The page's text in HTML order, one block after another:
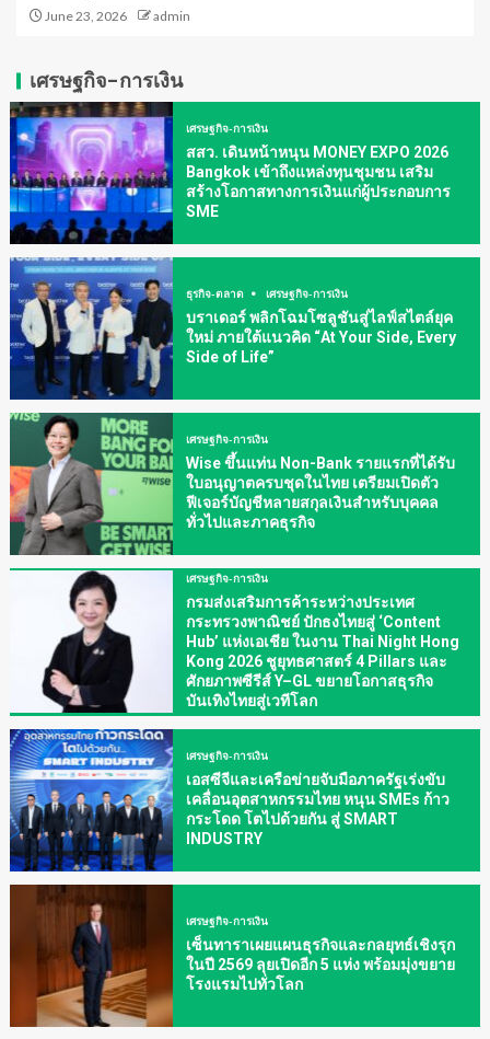
June 23, 2026 admin
เศรษฐกิจ-การเงิน
เศรษฐกิจ-การเงิน
สสว. เดินหน้าหนุน MONEY EXPO 2026
Bangkok เข้าถึงแหล่งทุนชุมชน เสริม
สร้างโอกาสทางการเงินแก่ผู้ประกอบการ
SME
ธุรกิจ-ตลาด เศรษฐกิจ-การเงิน
บราเดอร์ พลิกโฉมโซลูชันสู่ไลฟ์สไตล์ยุค
ใหม่ ภายใต้แนวคิด “At Your Side, Every
Side of Life”
เศรษฐกิจ-การเงิน
Wise ขึ้นแท่น Non-Bank รายแรกที่ได้รับ
ใบอนุญาตครบชุดในไทย เตรียมเปิดตัว
ฟีเจอร์บัญชีหลายสกุลเงินสำหรับบุคคล
ทั่วไปและภาคธุรกิจ
เศรษฐกิจ-การเงิน
กรมส่งเสริมการค้าระหว่างประเทศ
กระทรวงพาณิชย์ ปักธงไทยสู่ ‘Content
Hub’ แห่งเอเชีย ในงาน Thai Night Hong
Kong 2026 ชูยุทธศาสตร์ 4 Pillars และ
ศักยภาพซีรีส์ Y–GL ขยายโอกาสธุรกิจ
บันเทิงไทยสู่เวทีโลก
เศรษฐกิจ-การเงิน
เอสซีจีและเครือข่ายจับมือภาครัฐเร่งขับ
เคลื่อนอุตสาหกรรมไทย หนุน SMEs ก้าว
กระโดด โตไปด้วยกัน สู่ SMART
INDUSTRY
เศรษฐกิจ-การเงิน
เซ็นทาราเผยแผนธุรกิจและกลยุทธ์เชิงรุก
ในปี 2569 ลุยเปิดอีก 5 แห่ง พร้อมมุ่งขยาย
โรงแรมไปทั่วโลก